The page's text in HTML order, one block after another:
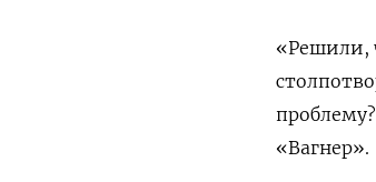
«Решили,
«Вагнер».